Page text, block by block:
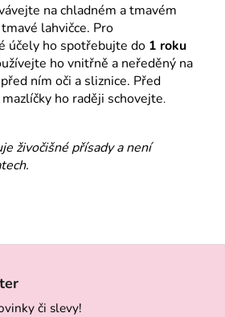
na chladném a tmavém
lahvičce. Pro
účely ho spotřebujte do 1 roku
ho vnitřně a neředěný na
ním oči a sliznice. Před
ho raději schovejte.
živočišné přísady a není
či slevy!